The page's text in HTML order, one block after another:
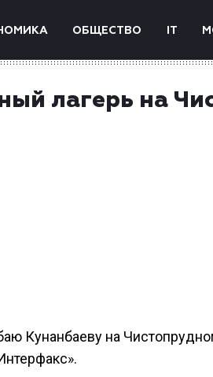
ОБЩЕСТВО IT
лагерь на
Кунанбаеву на